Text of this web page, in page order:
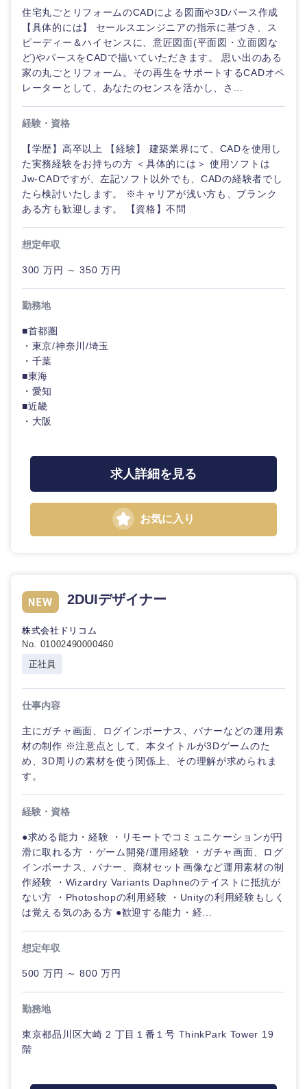
住宅丸ごとリフォームのCADによる図面や3Dパース作成
【具体的には】 セールスエンジニアの指示に基づき、ス
ピーディー＆ハイセンスに、意匠図面(平面図・立面図な
ど)やパースをCADで描いていただきます。 思い出のある
家の丸ごとリフォーム。その再生をサポートするCADオペ
レーターとして、あなたのセンスを活かし、さ...
経験・資格
【学歴】高卒以上 【経験】 建築業界にて、CADを使用し
た実務経験をお持ちの方 ＜具体的には＞ 使用ソフトは
Jw-CADですが、左記ソフト以外でも、CADの経験者でし
たら検討いたします。 ※キャリアが浅い方も、ブランク
ある方も歓迎します。 【資格】不問
想定年収
300 万円 ～ 350 万円
勤務地
■首都圏
・東京/神奈川/埼玉
・千葉
■東海
・愛知
■近畿
・大阪
求人詳細を見る
お気に入り
2DUIデザイナー
株式会社ドリコム
No. 01002490000460
正社員
仕事内容
主にガチャ画面、ログインボーナス、バナーなどの運用素
材の制作 ※注意点として、本タイトルが3Dゲームのた
め、3D周りの素材を使う関係上、その理解が求められま
す。
経験・資格
●求める能力・経験 ・リモートでコミュニケーションが円
滑に取れる方 ・ゲーム開発/運用経験 ・ガチャ画面、ログ
インボーナス、バナー、商材セット画像など運用素材の制
作経験 ・Wizardry Variants Daphneのテイストに抵抗が
ない方 ・Photoshopの利用経験 ・Unityの利用経験もしく
は覚える気のある方 ●歓迎する能力・経...
想定年収
500 万円 ～ 800 万円
勤務地
東京都品川区大崎 2 丁目１番１号 ThinkPark Tower 19
階